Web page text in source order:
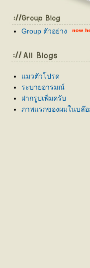
Group ตัวอย่าง
มวตัวโปรด
ระบายอารมณ์
ฝากรูปเพิ่มครับ
ภาพแรกของผมในบล๊